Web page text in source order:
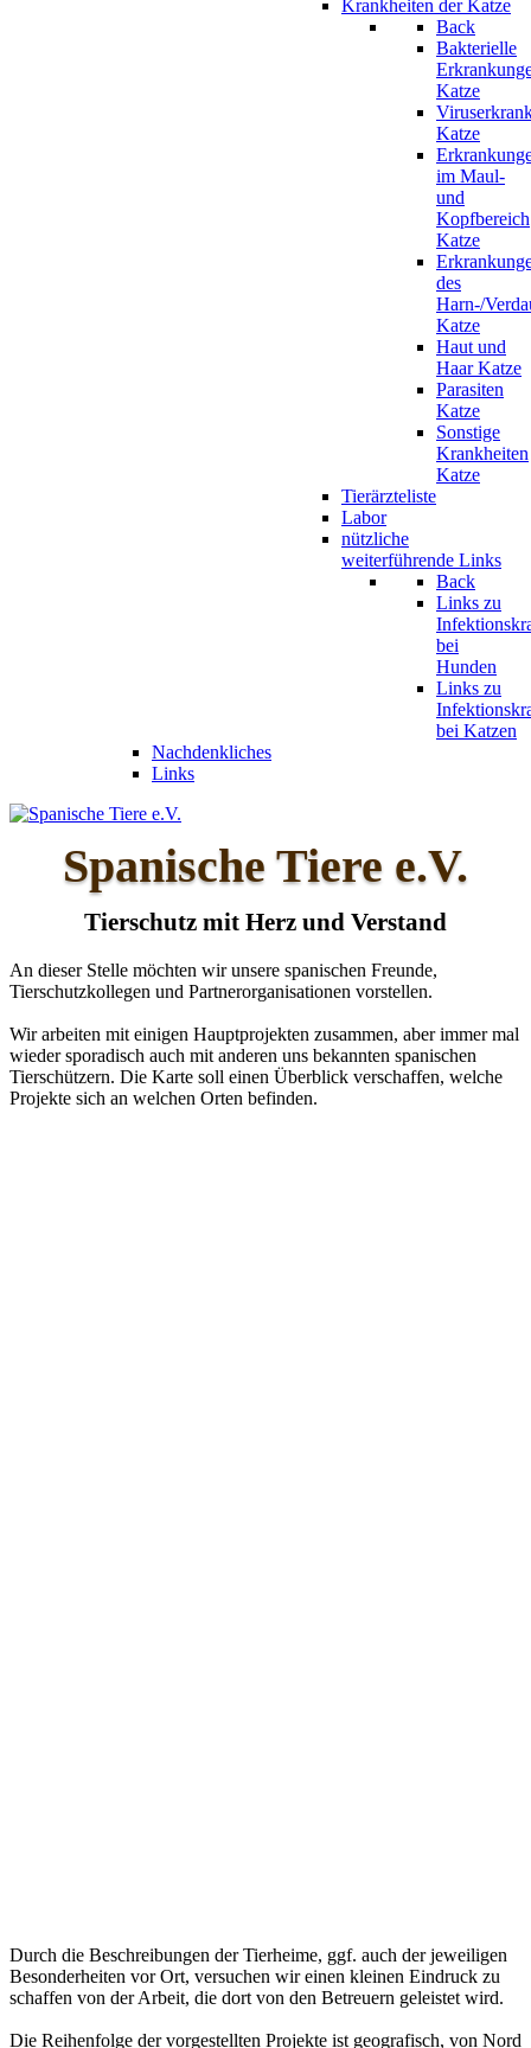
Krankheiten der Katze
Back
Bakterielle
Katze
Katze
im Maul-
und
Kopfbereich
Katze
des
Harn-/
Katze
Haut und
Haar Katze
Parasiten
Katze
Sonstige
Krankheiten
Katze
Tierärzteliste
Labor
nützliche
weiterführende Links
Back
Links zu
bei
Hunden
Links zu
bei Katzen
Nachdenkliches
Links
Spanische Tiere e.V.
Tierschutz mit Herz und Verstand
An dieser Stelle möchten wir unsere spanischen Freunde,
Tierschutzkollegen und Partnerorganisationen vorstellen.
Wir arbeiten mit einigen Hauptprojekten zusammen, aber immer mal
wieder sporadisch auch mit anderen uns bekannten spanischen
Tierschützern. Die Karte soll einen Überblick verschaffen, welche
Projekte sich an welchen Orten befinden.
Durch die Beschreibungen der Tierheime, ggf. auch der jeweiligen
Besonderheiten vor Ort, versuchen wir einen kleinen Eindruck zu
schaffen von der Arbeit, die dort von den Betreuern geleistet wird.
Die Reihenfolge der vorgestellten Projekte ist geografisch, von Nord